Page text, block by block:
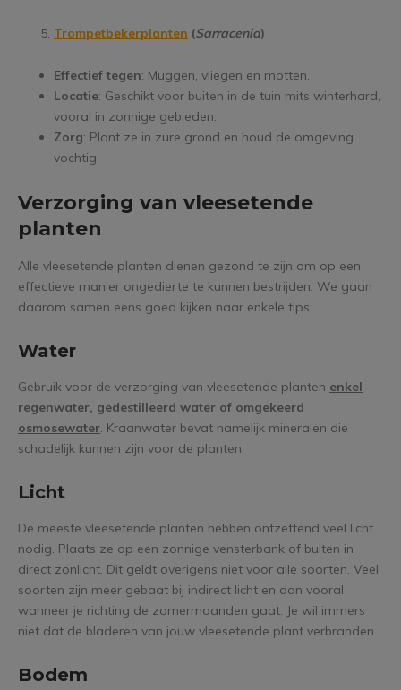
Trompetbekerplanten (Sarracenia)
Effectief tegen: Muggen, vliegen en motten.
Locatie: Geschikt voor buiten in de tuin mits winterhard,
vooral in zonnige gebieden.
Zorg: Plant ze in zure grond en houd de omgeving
vochtig.
Verzorging van vleesetende
planten
Alle vleesetende planten dienen gezond te zijn om op een
effectieve manier ongedierte te kunnen bestrijden. We gaan
daarom samen eens goed kijken naar enkele tips:
Water
Gebruik voor de verzorging van vleesetende planten enkel
regenwater, gedestilleerd water of omgekeerd
osmosewater. Kraanwater bevat namelijk mineralen die
schadelijk kunnen zijn voor de planten.
Licht
De meeste vleesetende planten hebben ontzettend veel licht
nodig. Plaats ze op een zonnige vensterbank of buiten in
direct zonlicht. Dit geldt overigens niet voor alle soorten. Veel
soorten zijn meer gebaat bij indirect licht en dan vooral
wanneer je richting de zomermaanden gaat. Je wil immers
niet dat de bladeren van jouw vleesetende plant verbranden.
Bodem